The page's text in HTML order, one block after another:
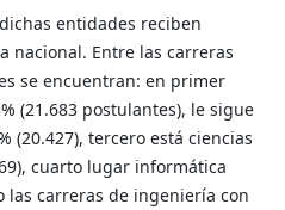
entidades reciben
nacional. Entre las carreras
se encuentran: en primer
(21.683 postulantes), le sigue
(20.427), tercero está ciencias
cuarto lugar informática
las carreras de ingeniería con